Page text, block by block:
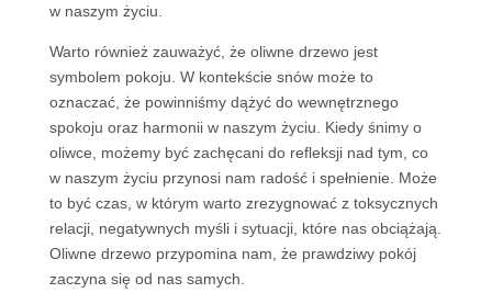
w naszym życiu.
Warto również zauważyć, że oliwne drzewo jest
symbolem pokoju. W kontekście snów może to
oznaczać, że powinniśmy dążyć do wewnętrznego
spokoju oraz harmonii w naszym życiu. Kiedy śnimy o
oliwce, możemy być zachęcani do refleksji nad tym, co
w naszym życiu przynosi nam radość i spełnienie. Może
to być czas, w którym warto zrezygnować z toksycznych
relacji, negatywnych myśli i sytuacji, które nas obciążają.
Oliwne drzewo przypomina nam, że prawdziwy pokój
zaczyna się od nas samych.